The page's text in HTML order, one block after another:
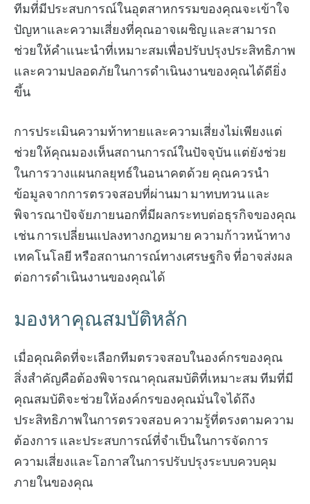
ทีมที่มีประสบการณ์ในอุตสาหกรรมของคุณจะเข้าใจ
ปัญหาและความเสี่ยงที่คุณอาจเผชิญ และสามารถ
ช่วยให้คำแนะนำที่เหมาะสมเพื่อปรับปรุงประสิทธิภาพ
และความปลอดภัยในการดำเนินงานของคุณได้ดียิ่ง
ขึ้น
การประเมินความท้าทายและความเสี่ยงไม่เพียงแต่
ช่วยให้คุณมองเห็นสถานการณ์ในปัจจุบัน แต่ยังช่วย
ในการวางแผนกลยุทธ์ในอนาคตด้วย คุณควรนำ
ข้อมูลจากการตรวจสอบที่ผ่านมา มาทบทวน และ
พิจารณาปัจจัยภายนอกที่มีผลกระทบต่อธุรกิจของคุณ
เช่น การเปลี่ยนแปลงทางกฎหมาย ความก้าวหน้าทาง
เทคโนโลยี หรือสถานการณ์ทางเศรษฐกิจ ที่อาจส่งผล
ต่อการดำเนินงานของคุณได้
มองหาคุณสมบัติหลัก
เมื่อคุณคิดที่จะเลือกทีมตรวจสอบในองค์กรของคุณ
สิ่งสำคัญคือต้องพิจารณาคุณสมบัติที่เหมาะสม ทีมที่มี
คุณสมบัติจะช่วยให้องค์กรของคุณมั่นใจได้ถึง
ประสิทธิภาพในการตรวจสอบ ความรู้ที่ตรงตามความ
ต้องการ และประสบการณ์ที่จำเป็นในการจัดการ
ความเสี่ยงและโอกาสในการปรับปรุงระบบควบคุม
ภายในของคุณ